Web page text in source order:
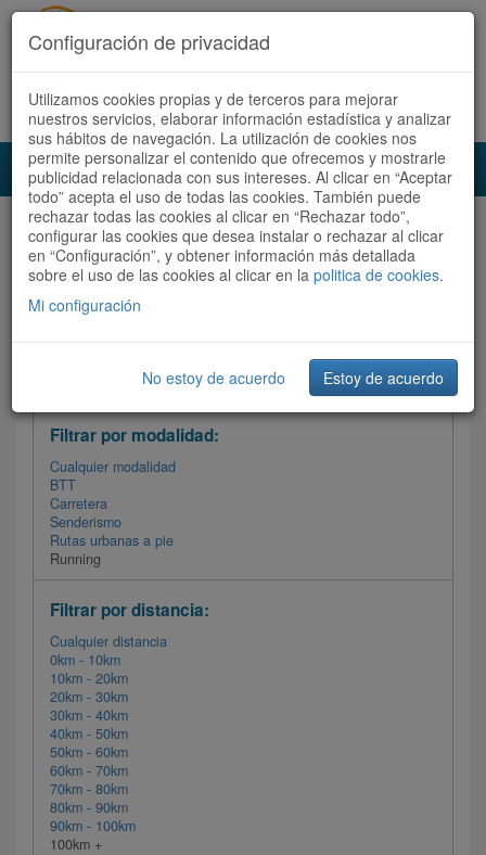
Acceder Registrate ahora Español | Català
Audioruta Todas las rutas
Todas las rutas Ordenar por:Más recientes
Filtrar las rutas
Filtrar por modalidad:
Cualquier modalidad
BTT
Carretera
Senderismo
Rutas urbanas a pie
Running
Filtrar por distancia:
Cualquier distancia
0km - 10km
10km - 20km
20km - 30km
30km - 40km
40km - 50km
50km - 60km
60km - 70km
70km - 80km
80km - 90km
90km - 100km
100km +
Configuración de privacidad
Utilizamos cookies propias y de terceros para mejorar
nuestros servicios, elaborar información estadística y analizar
sus hábitos de navegación. La utilización de cookies nos
permite personalizar el contenido que ofrecemos y mostrarle
publicidad relacionada con sus intereses. Al clicar en “Aceptar
todo” acepta el uso de todas las cookies. También puede
rechazar todas las cookies al clicar en “Rechazar todo”,
configurar las cookies que desea instalar o rechazar al clicar
en “Configuración”, y obtener información más detallada
sobre el uso de las cookies al clicar en la politica de cookies.
Mi configuración
No estoy de acuerdo Estoy de acuerdo